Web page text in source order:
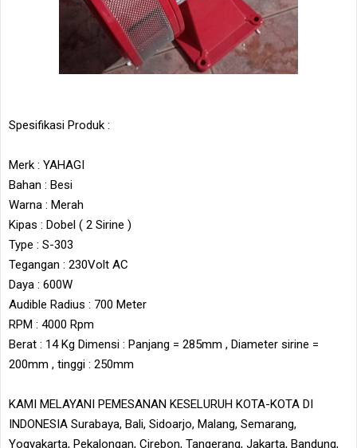
Spesifikasi Produk :
Merk : YAHAGI
Bahan : Besi
Warna : Merah
Kipas : Dobel ( 2 Sirine )
Type : S-303
Tegangan : 230Volt AC
Daya : 600W
Audible Radius : 700 Meter
RPM : 4000 Rpm
Berat : 14 Kg Dimensi : Panjang = 285mm , Diameter sirine =
200mm , tinggi : 250mm
KAMI MELAYANI PEMESANAN KESELURUH KOTA-KOTA DI
INDONESIA Surabaya, Bali, Sidoarjo, Malang, Semarang,
Yogyakarta, Pekalongan, Cirebon, Tangerang, Jakarta, Bandung,